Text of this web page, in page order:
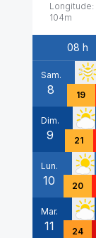
Longitude:
104m
Date
08 h
Sam.
8 19
Dim.
9 21
Lun.
10 20
Mar.
11 24